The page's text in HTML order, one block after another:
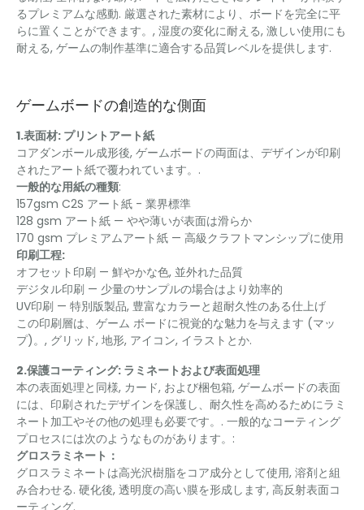
るプレミアムな感動. 厳選された素材により、ボードを完全に平
らに置くことができます。, 湿度の変化に耐える, 激しい使用にも
耐える, ゲームの制作基準に適合する品質レベルを提供します.
ゲームボードの創造的な側面
1.表面材: プリントアート紙
コアダンボール成形後, ゲームボードの両面は、デザインが印刷
されたアート紙で覆われています。.
一般的な用紙の種類:
157gsm C2S アート紙 - 業界標準
128 gsm アート紙 — やや薄いが表面は滑らか
170 gsm プレミアムアート紙 — 高級クラフトマンシップに使用
印刷工程:
オフセット印刷 — 鮮やかな色, 並外れた品質
デジタル印刷 — 少量のサンプルの場合はより効率的
UV印刷 — 特別版製品, 豊富なカラーと超耐久性のある仕上げ
この印刷層は、ゲーム ボードに視覚的な魅力を与えます (マッ
プ)。, グリッド, 地形, アイコン, イラストとか.
2.保護コーティング: ラミネートおよび表面処理
本の表面処理と同様, カード, および梱包箱, ゲームボードの表面
には、印刷されたデザインを保護し、耐久性を高めるためにラミ
ネート加工やその他の処理も必要です。. 一般的なコーティング
プロセスには次のようなものがあります。:
グロスラミネート：
グロスラミネートは高光沢樹脂をコア成分として使用, 溶剤と組
み合わせる. 硬化後, 透明度の高い膜を形成します, 高反射表面コ